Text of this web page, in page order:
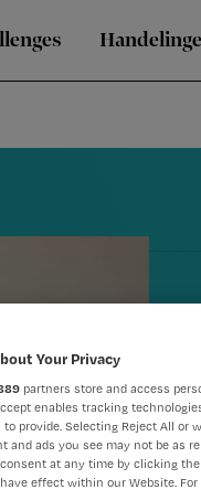
Your Privacy
partners store and access
enables tracking
to provide. Selecting Reject All
and ads you see may not be as
at any time by clicking
effect within our Website. For